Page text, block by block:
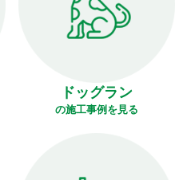
ドッグラン
の施工事例を見る